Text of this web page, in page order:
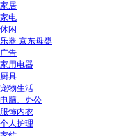
家居
家电
休闲
乐器 京东母婴
广告
家用电器
厨具
宠物生活
电脑、办公
服饰内衣
个人护理